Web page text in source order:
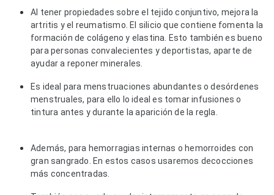
Al tener propiedades sobre el tejido conjuntivo, mejora la
artritis y el reumatismo. El silicio que contiene fomenta la
formación de colágeno y elastina. Esto también es bueno
para personas convalecientes y deportistas, aparte de
ayudar a reponer minerales.
Es ideal para menstruaciones abundantes o desórdenes
menstruales, para ello lo ideal es tomar infusiones o
tintura antes y durante la aparición de la regla.
Además, para hemorragias internas o hemorroides con
gran sangrado. En estos casos usaremos decocciones
más concentradas.